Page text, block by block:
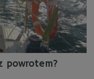
powrotem?